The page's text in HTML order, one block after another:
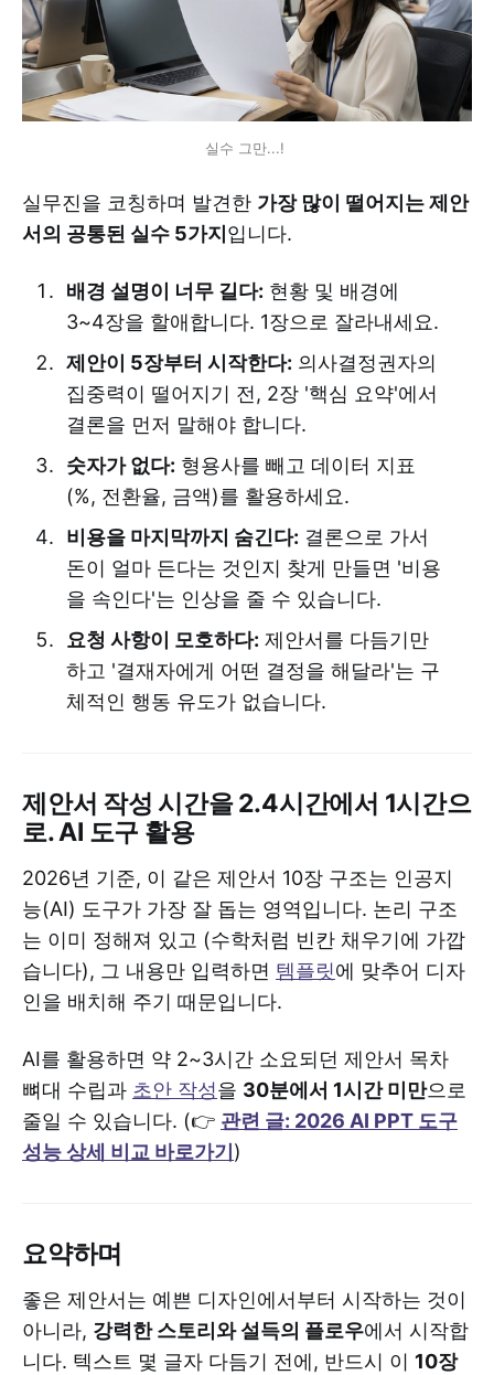
실수 그만...!
실무진을 코칭하며 발견한 가장 많이 떨어지는 제안
서의 공통된 실수 5가지 입니다.
배경 설명이 너무 길다: 현황 및 배경에
3~4장을 할애합니다. 1장으로 잘라내세요.
제안이 5장부터 시작한다: 의사결정권자의
집중력이 떨어지기 전, 2장 '핵심 요약'에서
결론을 먼저 말해야 합니다.
숫자가 없다: 형용사를 빼고 데이터 지표
(%, 전환율, 금액)를 활용하세요.
비용을 마지막까지 숨긴다: 결론으로 가서
돈이 얼마 든다는 것인지 찾게 만들면 '비용
을 속인다'는 인상을 줄 수 있습니다.
요청 사항이 모호하다: 제안서를 다듬기만
하고 '결재자에게 어떤 결정을 해달라'는 구
체적인 행동 유도가 없습니다.
제안서 작성 시간을 2.4시간에서 1시간으
로. AI 도구 활용
2026년 기준, 이 같은 제안서 10장 구조는 인공지
능(AI) 도구가 가장 잘 돕는 영역입니다. 논리 구조
는 이미 정해져 있고 (수학처럼 빈칸 채우기에 가깝
습니다), 그 내용만 입력하면 템플릿에 맞추어 디자
인을 배치해 주기 때문입니다.
AI를 활용하면 약 2~3시간 소요되던 제안서 목차
뼈대 수립과 초안 작성을 30분에서 1시간 미만으로
줄일 수 있습니다. (👉 관련 글: 2026 AI PPT 도구
성능 상세 비교 바로가기 )
요약하며
좋은 제안서는 예쁜 디자인에서부터 시작하는 것이
아니라, 강력한 스토리와 설득의 플로우에서 시작합
니다. 텍스트 몇 글자 다듬기 전에, 반드시 이 10장